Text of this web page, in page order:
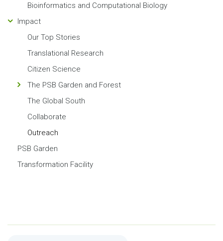
Bioinformatics and Computational Biology
Impact
Our Top Stories
Translational Research
Citizen Science
The PSB Garden and Forest
The Global South
Collaborate
Outreach
PSB Garden
Transformation Facility